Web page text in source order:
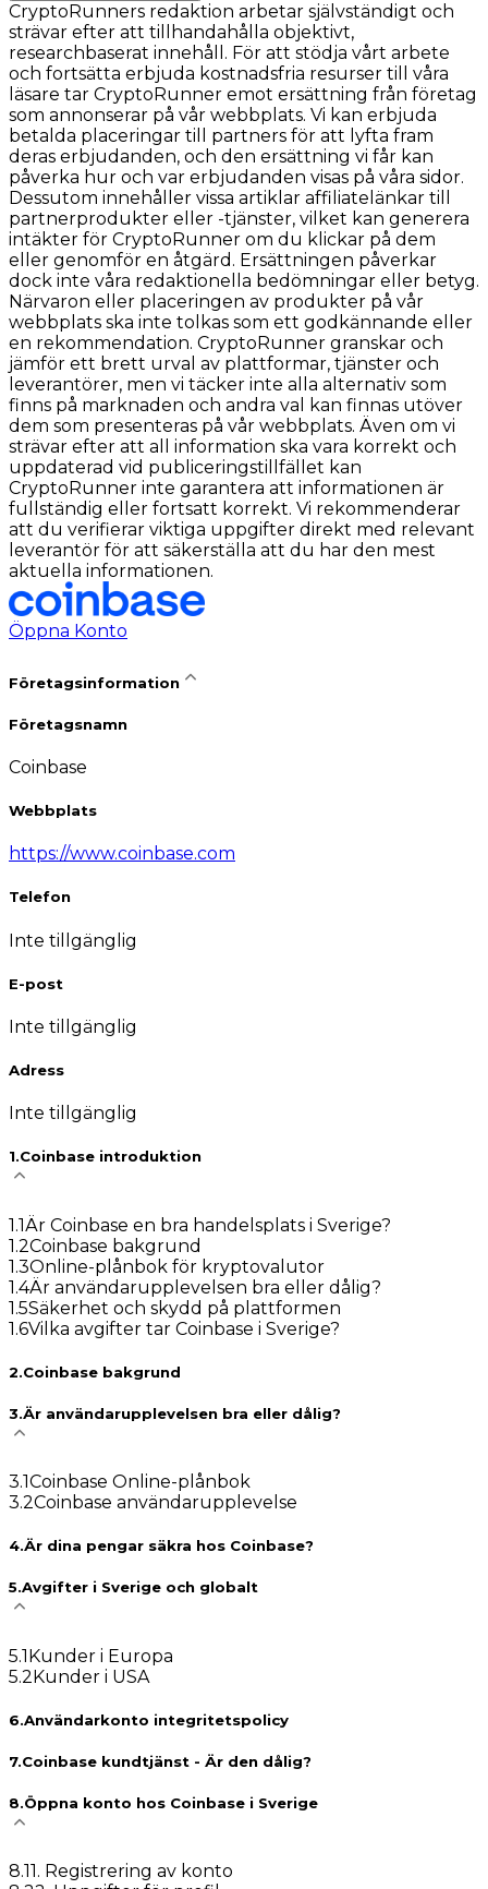
CryptoRunners redaktion arbetar självständigt och
strävar efter att tillhandahålla objektivt,
researchbaserat innehåll. För att stödja vårt arbete
och fortsätta erbjuda kostnadsfria resurser till våra
läsare tar CryptoRunner emot ersättning från företag
som annonserar på vår webbplats. Vi kan erbjuda
betalda placeringar till partners för att lyfta fram
deras erbjudanden, och den ersättning vi får kan
påverka hur och var erbjudanden visas på våra sidor.
Dessutom innehåller vissa artiklar affiliatelänkar till
partnerprodukter eller -tjänster, vilket kan generera
intäkter för CryptoRunner om du klickar på dem
eller genomför en åtgärd. Ersättningen påverkar
dock inte våra redaktionella bedömningar eller betyg.
Närvaron eller placeringen av produkter på vår
webbplats ska inte tolkas som ett godkännande eller
en rekommendation. CryptoRunner granskar och
jämför ett brett urval av plattformar, tjänster och
leverantörer, men vi täcker inte alla alternativ som
finns på marknaden och andra val kan finnas utöver
dem som presenteras på vår webbplats. Även om vi
strävar efter att all information ska vara korrekt och
uppdaterad vid publiceringstillfället kan
CryptoRunner inte garantera att informationen är
fullständig eller fortsatt korrekt. Vi rekommenderar
att du verifierar viktiga uppgifter direkt med relevant
leverantör för att säkerställa att du har den mest
aktuella informationen.
Öppna Konto
Företagsinformation
Företagsnamn
Coinbase
Webbplats
https://www.coinbase.com
Telefon
Inte tillgänglig
E-post
Inte tillgänglig
Adress
Inte tillgänglig
1.Coinbase introduktion
1.1Är Coinbase en bra handelsplats i Sverige?
1.2Coinbase bakgrund
1.3Online-plånbok för kryptovalutor
1.4Är användarupplevelsen bra eller dålig?
1.5Säkerhet och skydd på plattformen
1.6Vilka avgifter tar Coinbase i Sverige?
2.Coinbase bakgrund
3.Är användarupplevelsen bra eller dålig?
3.1Coinbase Online-plånbok
3.2Coinbase användarupplevelse
4.Är dina pengar säkra hos Coinbase?
5.Avgifter i Sverige och globalt
5.1Kunder i Europa
5.2Kunder i USA
6.Användarkonto integritetspolicy
7.Coinbase kundtjänst - Är den dålig?
8.Öppna konto hos Coinbase i Sverige
8.11. Registrering av konto